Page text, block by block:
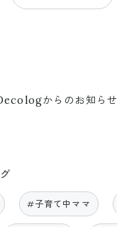
からのお知らせ
#子育て中ママ